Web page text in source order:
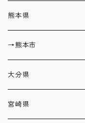
熊本県
→熊本市
大分県
宮崎県